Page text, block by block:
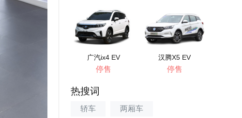
广汽ix4 EV
停售
汉腾X5 EV
停售
热搜词
轿车 两厢车